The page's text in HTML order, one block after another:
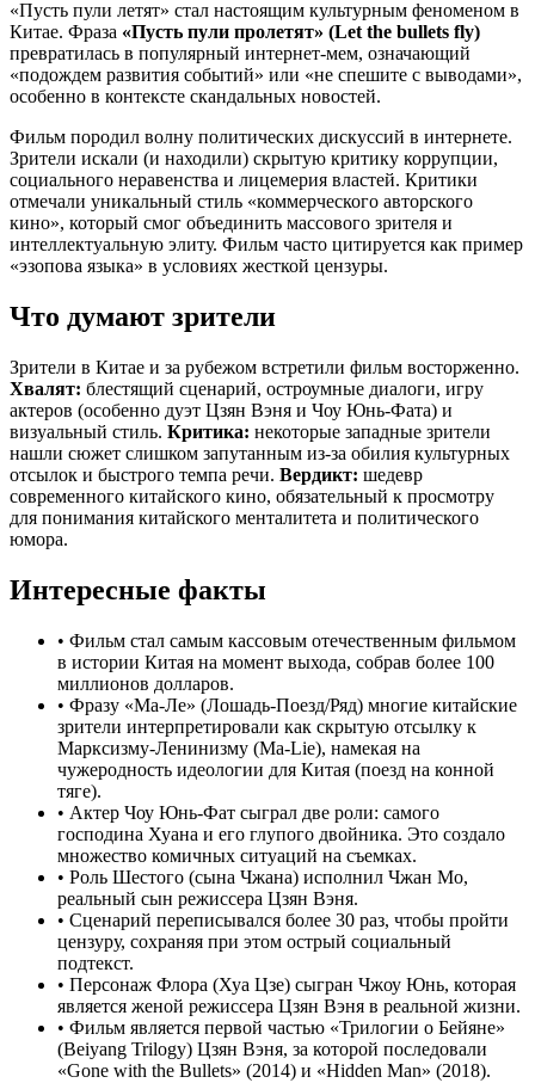
«Пусть пули летят» стал настоящим культурным феноменом в
Китае. Фраза «Пусть пули пролетят» (Let the bullets fly)
превратилась в популярный интернет-мем, означающий
«подождем развития событий» или «не спешите с выводами»,
особенно в контексте скандальных новостей.
Фильм породил волну политических дискуссий в интернете.
Зрители искали (и находили) скрытую критику коррупции,
социального неравенства и лицемерия властей. Критики
отмечали уникальный стиль «коммерческого авторского
кино», который смог объединить массового зрителя и
интеллектуальную элиту. Фильм часто цитируется как пример
«эзопова языка» в условиях жесткой цензуры.
Что думают зрители
Зрители в Китае и за рубежом встретили фильм восторженно.
Хвалят: блестящий сценарий, остроумные диалоги, игру
актеров (особенно дуэт Цзян Вэня и Чоу Юнь-Фата) и
визуальный стиль. Критика: некоторые западные зрители
нашли сюжет слишком запутанным из-за обилия культурных
отсылок и быстрого темпа речи. Вердикт: шедевр
современного китайского кино, обязательный к просмотру
для понимания китайского менталитета и политического
юмора.
Интересные факты
• Фильм стал самым кассовым отечественным фильмом
в истории Китая на момент выхода, собрав более 100
миллионов долларов.
• Фразу «Ма-Ле» (Лошадь-Поезд/Ряд) многие китайские
зрители интерпретировали как скрытую отсылку к
Марксизму-Ленинизму (Ma-Lie), намекая на
чужеродность идеологии для Китая (поезд на конной
тяге).
• Актер Чоу Юнь-Фат сыграл две роли: самого
господина Хуана и его глупого двойника. Это создало
множество комичных ситуаций на съемках.
• Роль Шестого (сына Чжана) исполнил Чжан Мо,
реальный сын режиссера Цзян Вэня.
• Сценарий переписывался более 30 раз, чтобы пройти
цензуру, сохраняя при этом острый социальный
подтекст.
• Персонаж Флора (Хуа Цзе) сыгран Чжоу Юнь, которая
является женой режиссера Цзян Вэня в реальной жизни.
• Фильм является первой частью «Трилогии о Бейяне»
(Beiyang Trilogy) Цзян Вэня, за которой последовали
«Gone with the Bullets» (2014) и «Hidden Man» (2018).